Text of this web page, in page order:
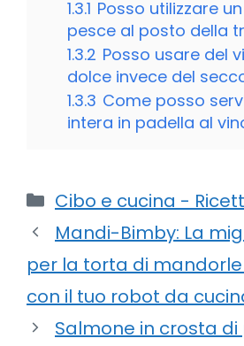
1.3.1 Posso utilizzare
pesce al posto della
1.3.2 Posso usare del
dolce invece del
1.3.3 Come posso
intera in padella al
Categorie
Cibo e cucina -
Mandi-Bimby: La
per la torta di
con il tuo robot da
Salmone in crosta